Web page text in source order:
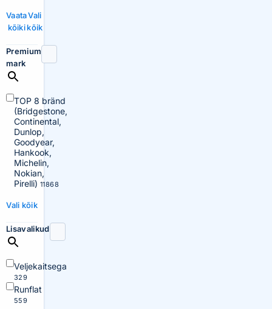
Vaata
kõiki
Vali
kõik
Premium
mark
TOP 8 bränd
(Bridgestone,
Continental,
Dunlop,
Goodyear,
Hankook,
Michelin,
Nokian,
Pirelli) 11868
Vali kõik
Lisavalikud
Veljekaitsega
329
Runflat
559